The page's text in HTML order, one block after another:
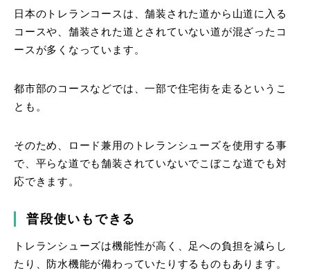
日本のトレランコースは、舗装された道から山道に入る
コースや、舗装された道とされていない道が混ざったコ
ースが多くなっています。
都市部のコースなどでは、一部で住宅街を走るというこ
とも。
そのため、ロード兼用のトレランシューズを使用する事
で、平らな道でも舗装されていないでこぼこな道でも対
応できます。
普段使いもできる
トレランシューズは機能性が高く、足への負担を減らし
たり、防水機能が備わっていたりするものもあります。